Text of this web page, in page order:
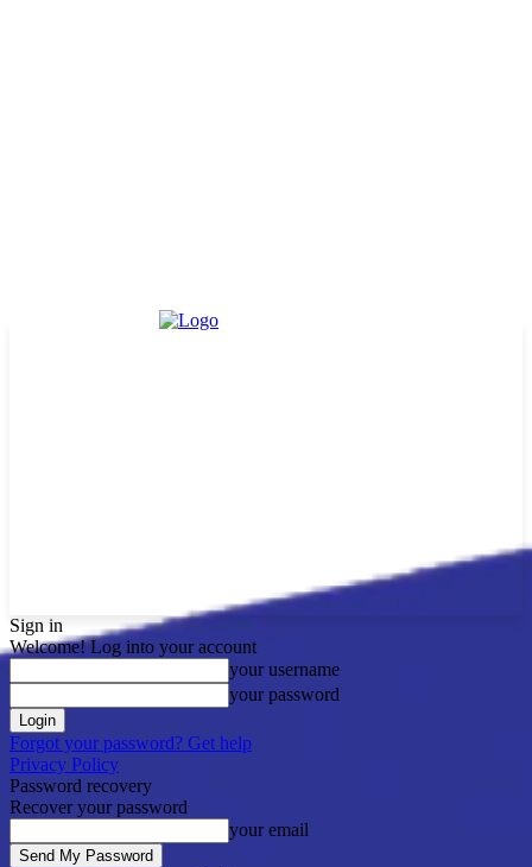
Sign in
Welcome! Log into your account
your username
your password
Forgot your password? Get help
Privacy Policy
Password recovery
Recover your password
your email